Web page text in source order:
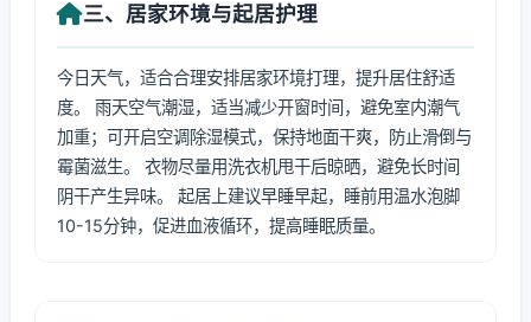
三、居家环境与起居护理
今日天气，适合合理安排居家环境打理，提升居住舒适
度。 雨天空气潮湿，适当减少开窗时间，避免室内潮气
加重；可开启空调除湿模式，保持地面干爽，防止滑倒与
霉菌滋生。 衣物尽量用洗衣机甩干后晾晒，避免长时间
阴干产生异味。 起居上建议早睡早起，睡前用温水泡脚
10-15分钟，促进血液循环，提高睡眠质量。